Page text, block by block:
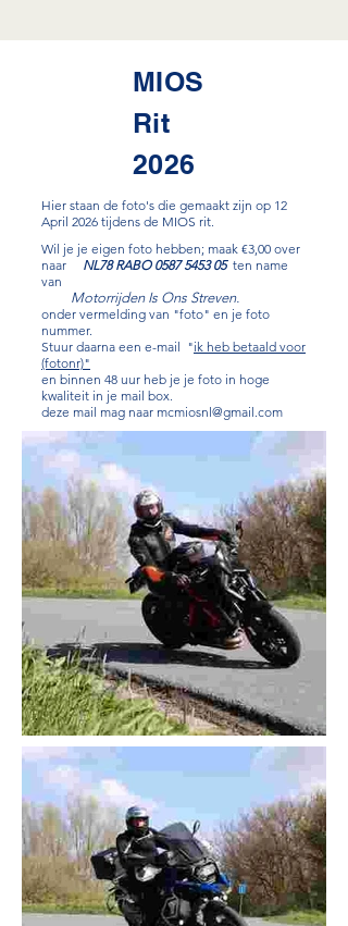
MIOS
Rit
2026
Hier staan de foto's die gemaakt zijn op 12
April 2026 tijdens de MIOS rit.
Wil je je eigen foto hebben; maak €3,00 over
naar NL78 RABO 0587 5453 05ten name
van
Motorrijden Is Ons Streven.
onder vermelding van "foto" en je foto
nummer.
Stuur daarna een e-mail "ik heb betaald voor
(fotonr)"
en binnen 48 uur heb je je foto in hoge
kwaliteit in je mail box.
deze mail mag naar mcmiosnl@gmail.com